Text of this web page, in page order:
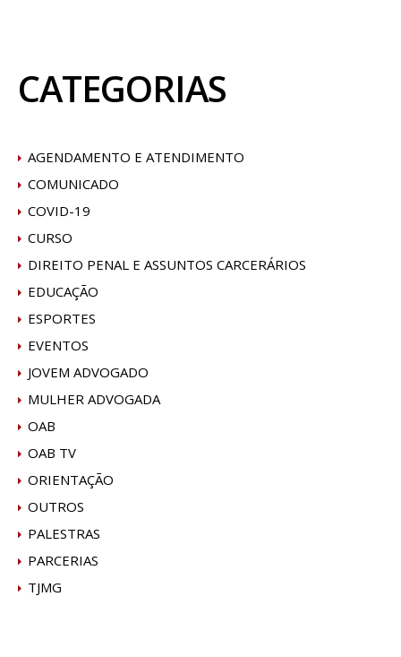
CATEGORIAS
AGENDAMENTO E ATENDIMENTO
COMUNICADO
COVID-19
CURSO
DIREITO PENAL E ASSUNTOS CARCERÁRIOS
EDUCAÇÃO
ESPORTES
EVENTOS
JOVEM ADVOGADO
MULHER ADVOGADA
OAB
OAB TV
ORIENTAÇÃO
OUTROS
PALESTRAS
PARCERIAS
TJMG